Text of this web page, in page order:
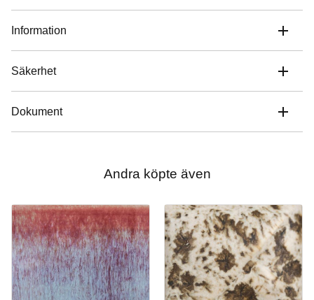
Information
Säkerhet
Dokument
Andra köpte även